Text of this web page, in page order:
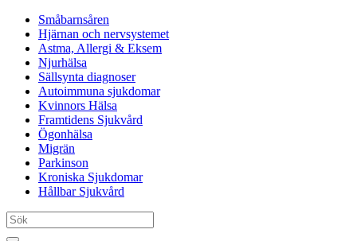
Småbarnsåren
Hjärnan och nervsystemet
Astma, Allergi & Eksem
Njurhälsa
Sällsynta diagnoser
Autoimmuna sjukdomar
Kvinnors Hälsa
Framtidens Sjukvård
Ögonhälsa
Migrän
Parkinson
Kroniska Sjukdomar
Hållbar Sjukvård